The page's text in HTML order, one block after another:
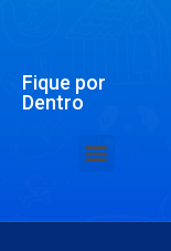
Fique por
Dentro